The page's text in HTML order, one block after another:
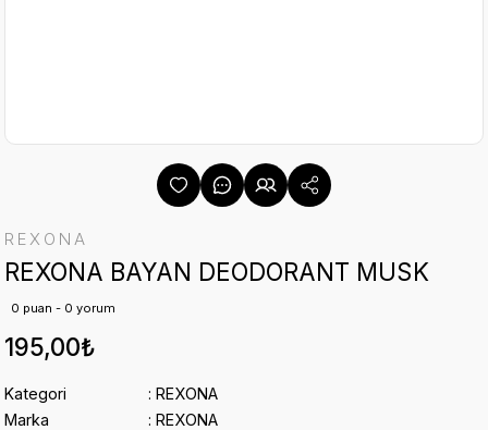
REXONA
REXONA BAYAN DEODORANT MUSK
0 puan - 0 yorum
195,00₺
Kategori
REXONA
Marka
REXONA